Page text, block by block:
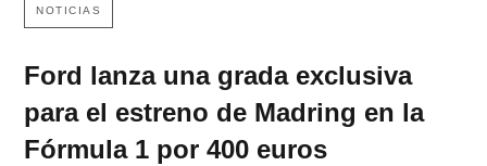
NOTICIAS
Ford lanza una grada exclusiva
para el estreno de Madring en la
Fórmula 1 por 400 euros